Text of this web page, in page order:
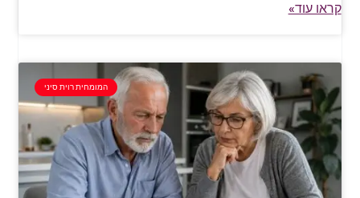
קראו עוד»
המומחית רוית סיני